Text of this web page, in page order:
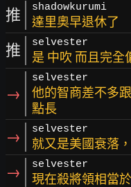
推 shadowkurumi
達里奧早退休了
推 selvester
是 中吹 而且完全
→
selvester
他的智商差不多
點長
→ selvester
就又是美國衰落
→ selvester
現在殺將領相當